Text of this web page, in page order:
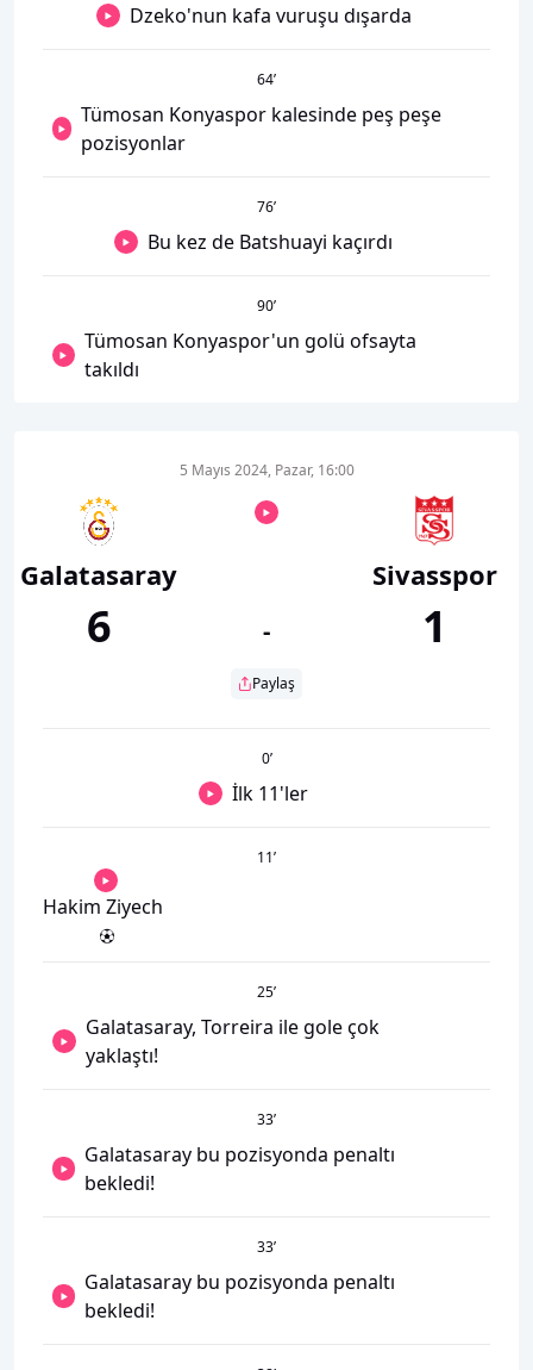
Dzeko'nun kafa vuruşu dışarda
64’
Tümosan Konyaspor kalesinde peş peşe
pozisyonlar
76’
Bu kez de Batshuayi kaçırdı
90’
Tümosan Konyaspor'un golü ofsayta
takıldı
Galatasaray
6
5 Mayıs 2024, Pazar, 16:00
-
Paylaş
Sivasspor
1
0’
İlk 11'ler
11’
Hakim Ziyech
25’
Galatasaray, Torreira ile gole çok
yaklaştı!
33’
Galatasaray bu pozisyonda penaltı
bekledi!
33’
Galatasaray bu pozisyonda penaltı
bekledi!